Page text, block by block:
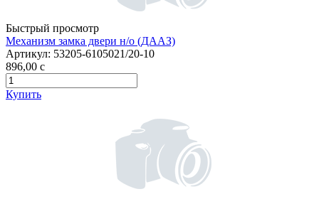
Быстрый просмотр
Механизм замка двери н/о (ДААЗ)
Артикул: 53205-6105021/20-10
896,00 c
Купить